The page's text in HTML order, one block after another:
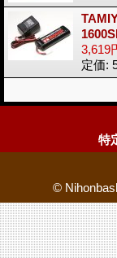
3,619
定価:
特
©